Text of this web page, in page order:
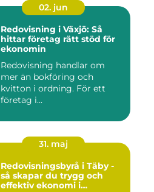
02. jun
Redovisning i Växjö: Så
hittar företag rätt stöd för
ekonomin
Redovisning handlar om
mer än bokföring och
kvitton i ordning. För ett
företag i...
31. maj
Redovisningsbyrå i Täby -
så skapar du trygg och
effektiv ekonomi i